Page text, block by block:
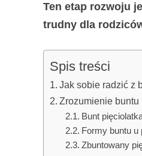
Ten etap rozwoju
trudny dla
Spis treści
Jak sobie radzić z
Zrozumienie buntu
Bunt
Formy buntu u
Zbuntowany